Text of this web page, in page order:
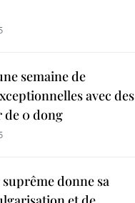
semaine de
avec des
de 0 dong
donne sa